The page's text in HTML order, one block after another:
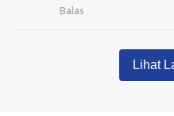
Balas
Lihat